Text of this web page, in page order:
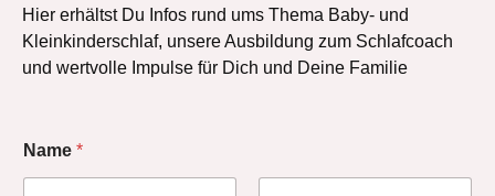
Hier erhältst Du Infos rund ums Thema Baby- und
Kleinkinderschlaf, unsere Ausbildung zum Schlafcoach
und wertvolle Impulse für Dich und Deine Familie
Name *